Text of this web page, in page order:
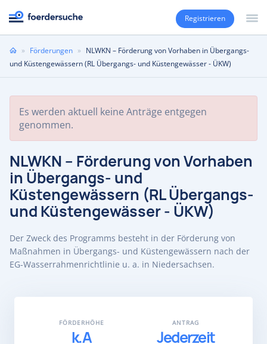
Registrieren
Sie
sind
» Förderungen » NLWKN – Förderung von Vorhaben in Übergangs-
und Küstengewässern (RL Übergangs- und Küstengewässer - ÜKW)
Es werden aktuell keine Anträge entgegen
genommen.
NLWKN – Förderung von Vorhaben
in Übergangs- und
Küstengewässern (RL Übergangs-
und Küstengewässer - ÜKW)
Der Zweck des Programms besteht in der Förderung von
Maßnahmen in Übergangs- und Küstengewässern nach der
EG-Wasserrahmenrichtlinie u. a. in Niedersachsen.
FÖRDERHÖHE
k.A
ANTRAG
Jederzeit